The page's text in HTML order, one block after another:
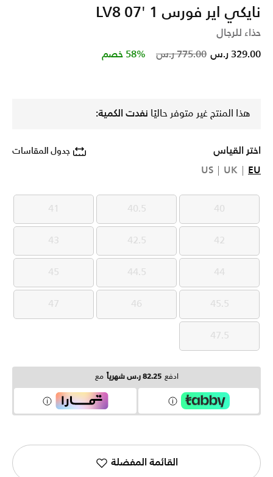
نايكي اير فورس 1 '07 LV8
حذاء للرجال
Price reduced from
775.00 ر.س to 329.00 ر.س 58% خصم
هذا المنتج غير متوفر حاليًا نفدت الكمية:
اختر القياس جدول المقاسات
EU
UK
US
40
40
40.5
40.5
41
41
42
42
42.5
42.5
43
43
44
44
44.5
44.5
45
45
45.5
45.5
46
46
47
47
47.5
47.5
ادفع 82.25 ر.س شهرياً مع
القائمة المفضلة